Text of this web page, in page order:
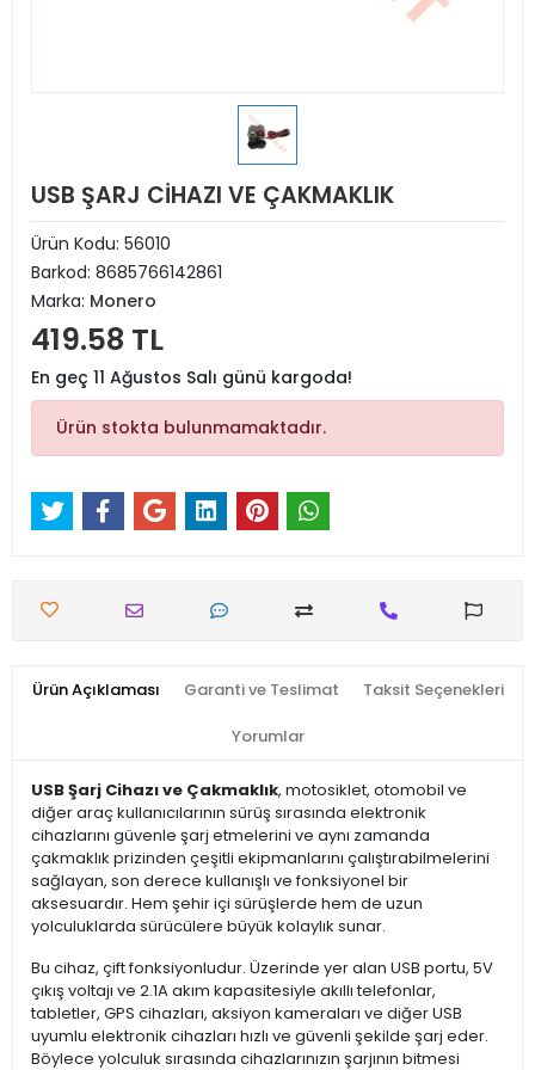
USB ŞARJ CİHAZI VE ÇAKMAKLIK
Ürün Kodu: 56010
Barkod: 8685766142861
Marka: Monero
419.58 TL
En geç 11 Ağustos Salı günü kargoda!
Ürün stokta bulunmamaktadır.
Ürün Açıklaması Garanti ve Teslimat Taksit Seçenekleri
Yorumlar
USB Şarj Cihazı ve Çakmaklık, motosiklet, otomobil ve
diğer araç kullanıcılarının sürüş sırasında elektronik
cihazlarını güvenle şarj etmelerini ve aynı zamanda
çakmaklık prizinden çeşitli ekipmanlarını çalıştırabilmelerini
sağlayan, son derece kullanışlı ve fonksiyonel bir
aksesuardır. Hem şehir içi sürüşlerde hem de uzun
yolculuklarda sürücülere büyük kolaylık sunar.
Bu cihaz, çift fonksiyonludur. Üzerinde yer alan USB portu, 5V
çıkış voltajı ve 2.1A akım kapasitesiyle akıllı telefonlar,
tabletler, GPS cihazları, aksiyon kameraları ve diğer USB
uyumlu elektronik cihazları hızlı ve güvenli şekilde şarj eder.
Böylece yolculuk sırasında cihazlarınızın şarjının bitmesi